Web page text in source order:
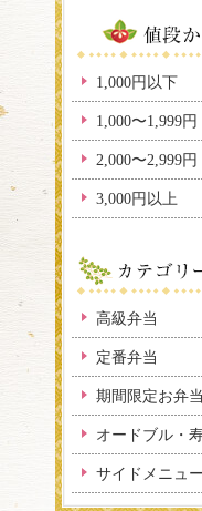
1,000円以下
1,000〜1,999円
2,000〜2,999円
3,000円以上
高級弁当
定番弁当
期間限定お弁当
オードブル・
サイドメニュー